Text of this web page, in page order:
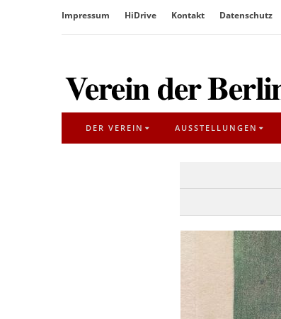
Impressum HiDrive Kontakt Datenschutz
DER VEREIN AUSSTELLUNGEN